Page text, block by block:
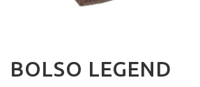
BOLSO LEGEND